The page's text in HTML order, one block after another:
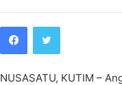
FacebookTwitter
NUSASATU, KUTIM –